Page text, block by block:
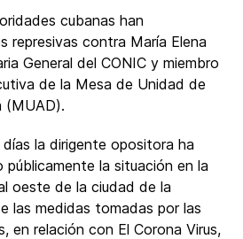
cubanas han
represivas contra María Elena
General del CONIC y miembro
de la Mesa de Unidad de
(MUAD).
la dirigente opositora ha
la situación en la
oeste de la ciudad de la
las medidas tomadas por las
en relación con El Corona Virus,